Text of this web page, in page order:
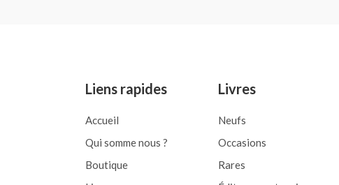
Liens rapides
Accueil
Qui somme nous ?
Boutique
Livres
Neufs
Occasions
Rares